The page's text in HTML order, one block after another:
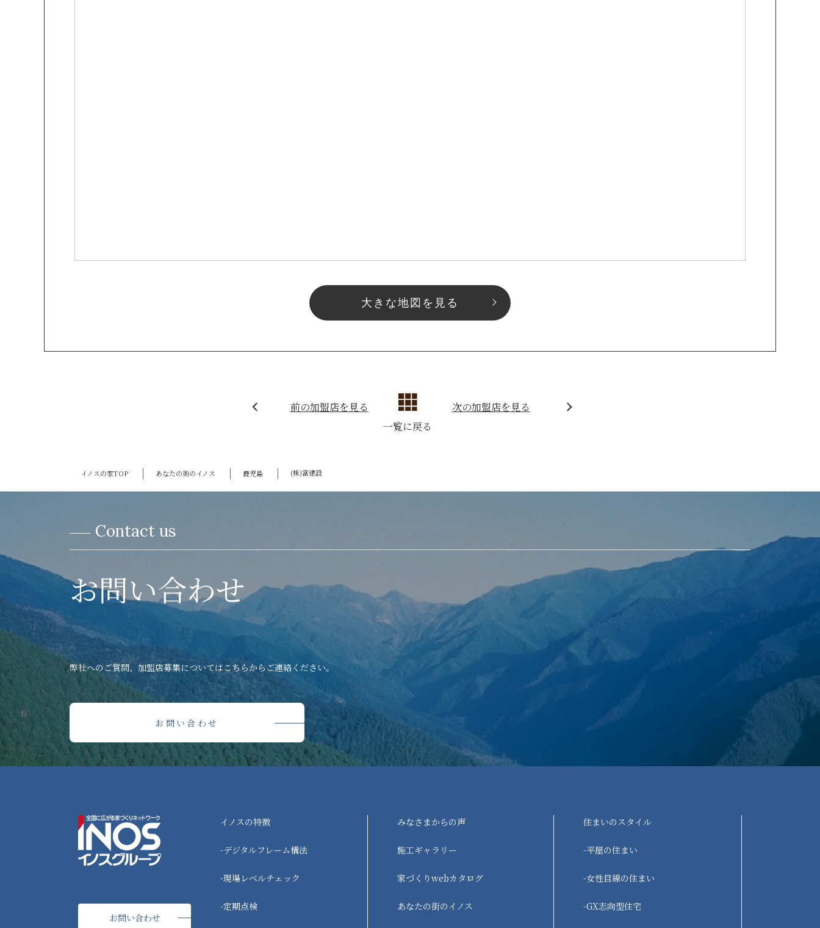
大きな地図を見る
前の加盟店を見る
一覧に戻る
次の加盟店を見る
イノスの家TOP あなたの街のイノス 鹿児島 (株)富建設
Contact us
お問い合わせ
弊社へのご質問、加盟店募集についてはこちらからご連絡ください。
お問い合わせ
お問い合わせ
イノスの特徴
-デジタルフレーム構法
-現場レベルチェック
-定期点検
みなさまからの声
施工ギャラリー
家づくりwebカタログ
あなたの街のイノス
住まいのスタイル
-平屋の住まい
-女性目線の住まい
-GX志向型住宅